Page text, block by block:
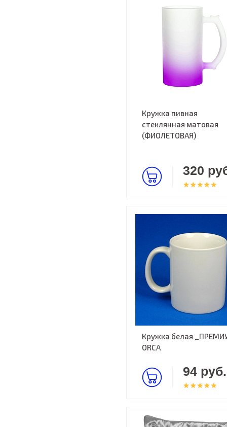
Кружка пивная
стеклянная матовая
(ФИОЛЕТОВАЯ)
320
Кружка белая
ORCA
94 руб.